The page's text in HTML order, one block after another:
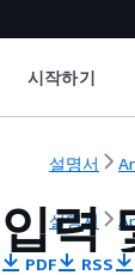
시작하기
설명서
설명서
입력
PDF RSS